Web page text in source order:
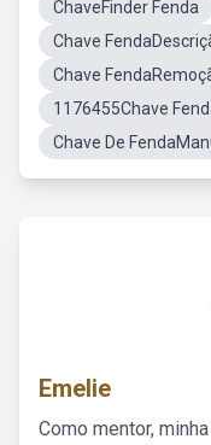
ChaveFinder Fenda
Chave
Chave
1176455Chave
Chave De
Emelie
Como mentor,